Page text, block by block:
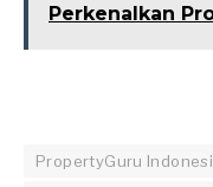
Perkenalkan
PropertyGuru